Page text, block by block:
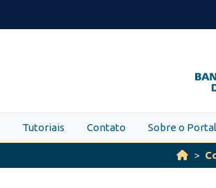
Tutoriais Contato Sobre o Portal